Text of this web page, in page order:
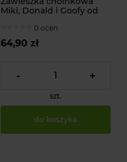
Miki, Donald i Goofy od
0 ocen
64,90 zł
- +
szt.
do koszyka